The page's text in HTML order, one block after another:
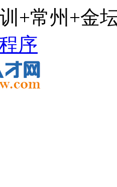
+常州+金
序